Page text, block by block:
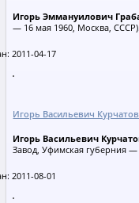
Игорь Эммануилович
— 16 мая 1960, Москва, СССР).
2011-04-17
Игорь Васильевич Курчатов
Игорь Васильевич
Завод, Уфимская губерния —
2011-08-01